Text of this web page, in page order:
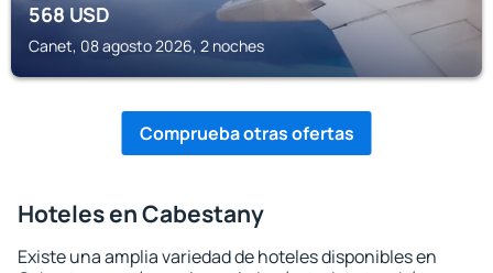
568USD
Canet, 08 agosto 2026, 2 noches
Comprueba otras ofertas
Hoteles en Cabestany
Existe una amplia variedad de hoteles disponibles en